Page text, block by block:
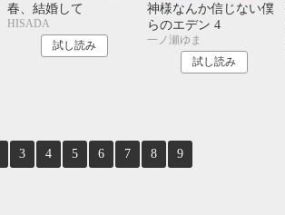
春、結婚して
HISADA
試し読み
神様なんか信じない僕
らのエデン 4
一ノ瀬ゆま
試し読み
3 4 5 6 7 8 9
10